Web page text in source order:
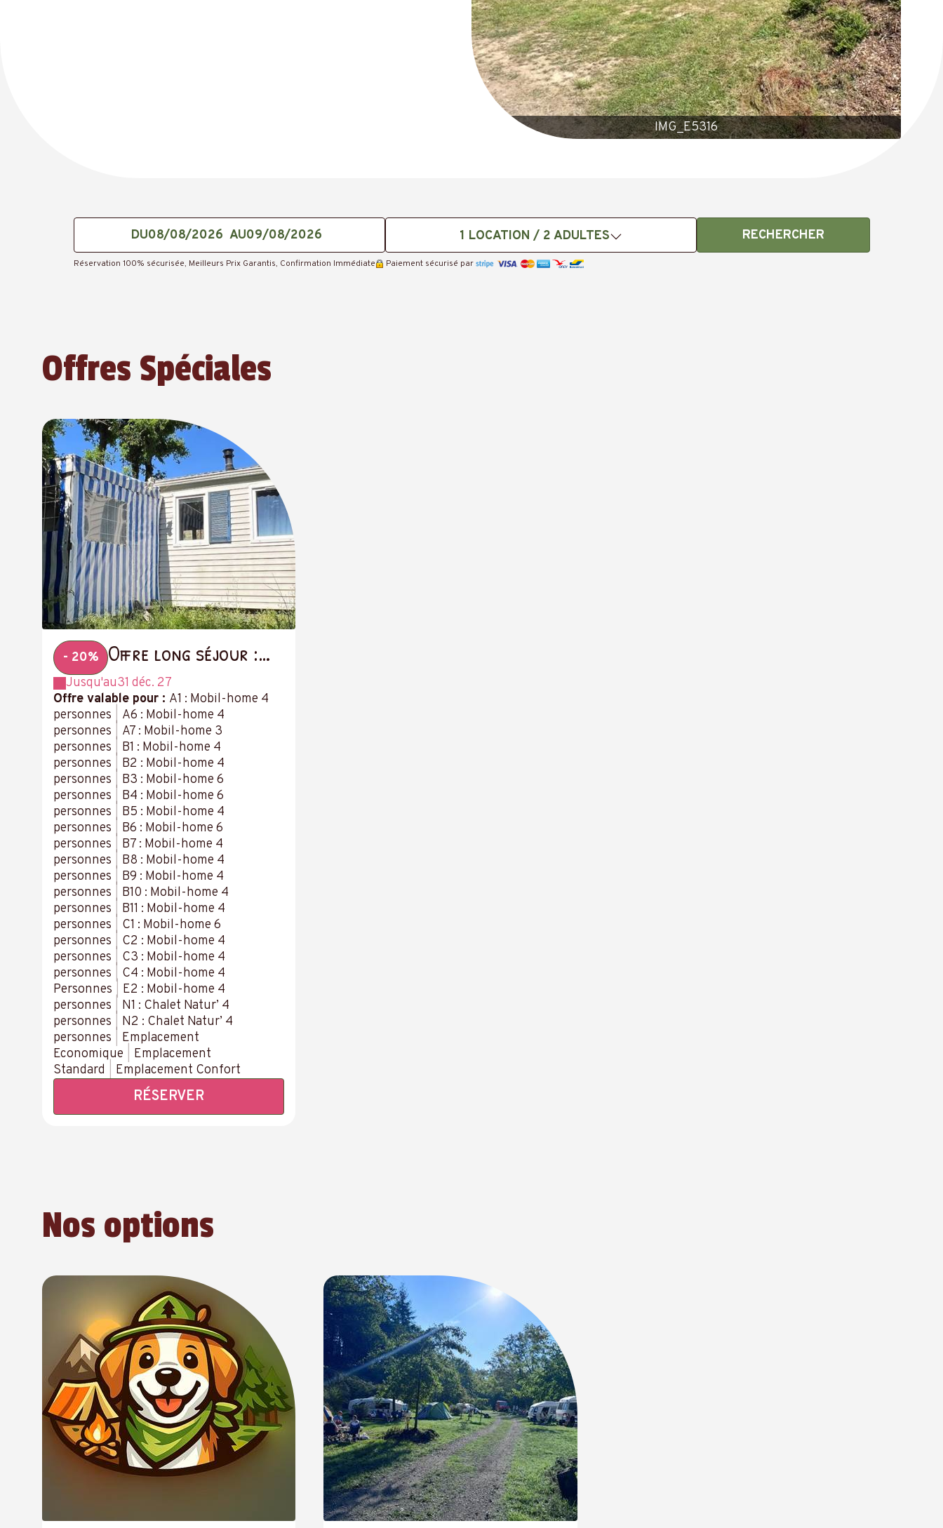
IMG_E5316
DU AU 1 LOCATION / 2 ADULTES RECHERCHER
Réservation 100% sécurisée, Meilleurs Prix Garantis, Confirmation Immédiate Paiement sécurisé par
Offres Spéciales
- 20%
Offre long séjour :
-20 % à partir de 14
nuits
Jusqu'au31 déc. 27
Offre valable pour : A1 : Mobil-home 4
personnes
A6 : Mobil-home 4
personnes
A7 : Mobil-home 3
personnes
B1 : Mobil-home 4
personnes
B2 : Mobil-home 4
personnes
B3 : Mobil-home 6
personnes
B4 : Mobil-home 6
personnes
B5 : Mobil-home 4
personnes
B6 : Mobil-home 6
personnes
B7 : Mobil-home 4
personnes
B8 : Mobil-home 4
personnes
B9 : Mobil-home 4
personnes
B10 : Mobil-home 4
personnes
B11 : Mobil-home 4
personnes
C1 : Mobil-home 6
personnes
C2 : Mobil-home 4
personnes
C3 : Mobil-home 4
personnes
C4 : Mobil-home 4
Personnes
E2 : Mobil-home 4
personnes
N1 : Chalet Natur’ 4
personnes
N2 : Chalet Natur’ 4
personnes
Emplacement
Economique
Emplacement
Standard
Emplacement Confort
RÉSERVER
Nos options